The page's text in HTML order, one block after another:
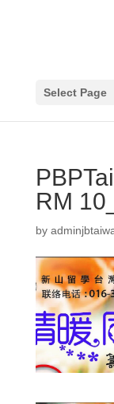
Select Page
RM
by